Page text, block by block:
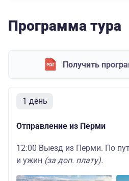
Программа тура
Получить
1 день
Отправление из Перми
12:00 Выезд из Перми. По
и ужин (за доп. плату).